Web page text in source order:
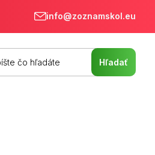
info@zoznamskol.eu